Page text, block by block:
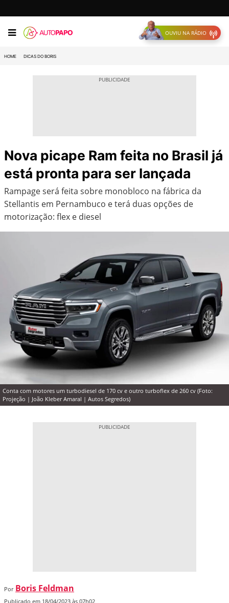
OUVIU NA RÁDIO
HOME DICAS DO BORIS
Nova picape Ram feita no Brasil já
está pronta para ser lançada
Rampage será feita sobre monobloco na fábrica da
Stellantis em Pernambuco e terá duas opções de
motorização: flex e diesel
Conta com motores um turbodiesel de 170 cv e outro turboflex de 260 cv (Foto:
Projeção | João Kleber Amaral | Autos Segredos)
Por Boris Feldman
Publicado em 18/04/2023 às 07h02